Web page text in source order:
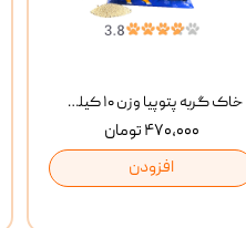
خاک گربه پتوپیا وزن ۱۰ کیلوگرم
۴۷۰,۰۰۰ تومان
افزودن